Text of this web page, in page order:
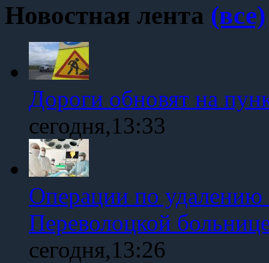
Новостная лента (все)
Дороги обновят на
сегодня,13:33
Операции по удалению
Переволоцкой
сегодня,13:26